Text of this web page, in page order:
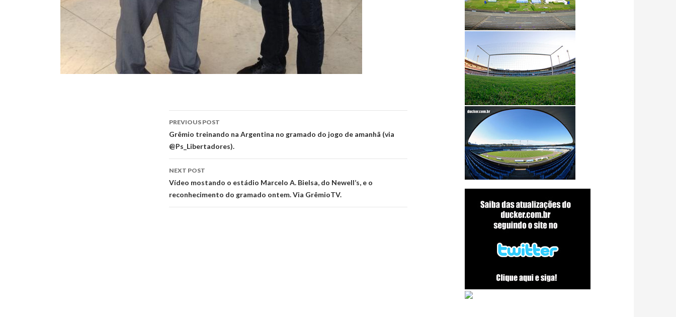
Post
navigation
PREVIOUS POST
Grêmio treinando na Argentina no gramado do jogo de amanhã (via
@Ps_Libertadores).
NEXT POST
Vídeo mostando o estádio Marcelo A. Bielsa, do Newell’s, e o
reconhecimento do gramado ontem. Via GrêmioTV.